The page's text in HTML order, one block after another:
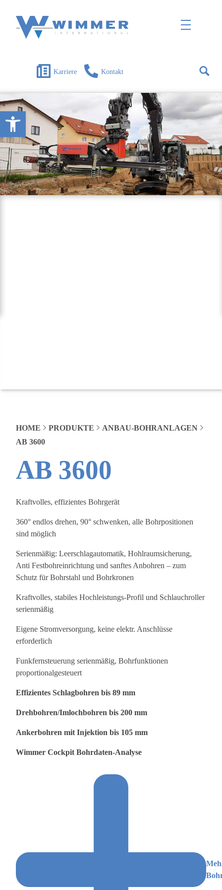
Open toolbar
Karriere Kontakt
HOME PRODUKTE
ANBAU-BOHRANLAGEN
AB 3600
AB 3600
Kraftvolles, effizientes Bohrgerät
360° endlos drehen, 90° schwenken, alle Bohrpositionen
sind möglich
Serienmäßig: Leerschlagautomatik, Hohlraumsicherung,
Anti Festbohreinrichtung und sanftes Anbohren – zum
Schutz für Bohrstahl und Bohrkronen
Kraftvolles, stabiles Hochleistungs-Profil und Schlauchroller
serienmäßig
Eigene Stromversorgung, keine elektr. Anschlüsse
erforderlich
Funkfernsteuerung serienmäßig, Bohrfunktionen
proportionalgesteuert
Effizientes Schlagbohren bis 89 mm
Drehbohren/Imlochbohren bis 200 mm
Ankerbohren mit Injektion bis 105 mm
Wimmer Cockpit Bohrdaten-Analyse